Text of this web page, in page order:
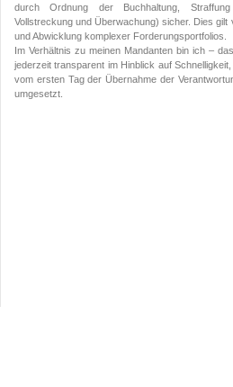
durch Ordnung der Buchhaltung,
Vollstreckung und Überwachung) sicher. Dies
und Abwicklung komplexer Forderungsportfolios.
Im Verhältnis zu meinen Mandanten bin ich –
jederzeit transparent im Hinblick auf
vom ersten Tag der Übernahme der
umgesetzt.